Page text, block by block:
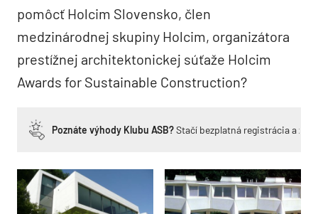
pomôcť Holcim Slovensko, člen
medzinárodnej skupiny Holcim, organizátora
prestížnej architektonickej súťaže Holcim
Awards for Sustainable Construction?
Poznáte výhody Klubu ASB?Stačí bezplatná registrácia a